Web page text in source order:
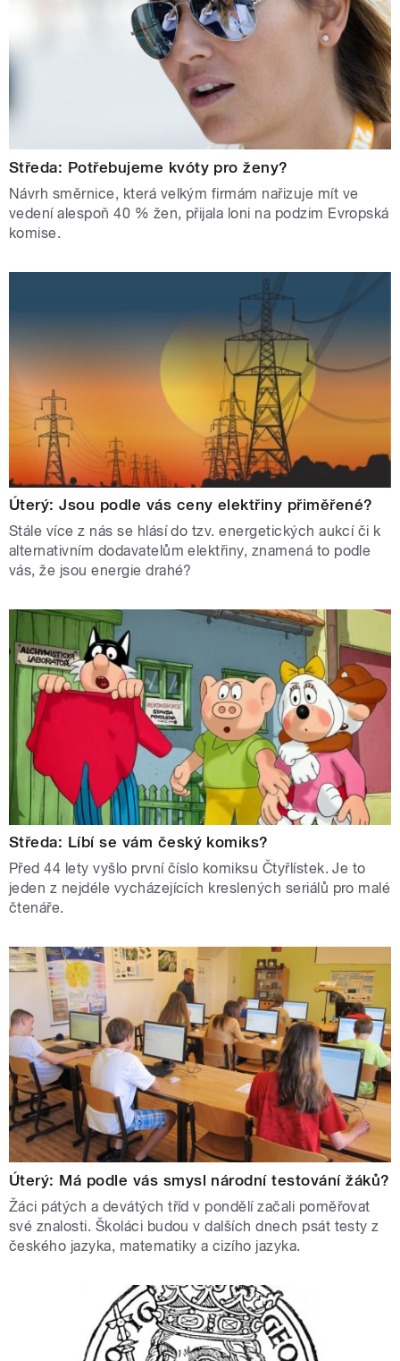
Středa: Potřebujeme kvóty pro ženy?
Návrh směrnice, která velkým firmám nařizuje mít ve
vedení alespoň 40 % žen, přijala loni na podzim Evropská
komise.
Úterý: Jsou podle vás ceny elektřiny přiměřené?
Stále více z nás se hlásí do tzv. energetických aukcí či k
alternativním dodavatelům elektřiny, znamená to podle
vás, že jsou energie drahé?
Středa: Líbí se vám český komiks?
Před 44 lety vyšlo první číslo komiksu Čtyřlístek. Je to
jeden z nejdéle vycházejících kreslených seriálů pro malé
čtenáře.
Úterý: Má podle vás smysl národní testování žáků?
Žáci pátých a devátých tříd v pondělí začali poměřovat
své znalosti. Školáci budou v dalších dnech psát testy z
českého jazyka, matematiky a cizího jazyka.